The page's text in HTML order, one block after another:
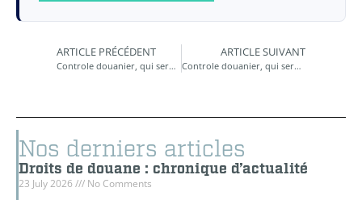
ARTICLE PRÉCÉDENT
Controle douanier, qui sera le prochain ?
ARTICLE SUIVANT
Controle douanier, qui sera le prochain ?
Nos derniers articles
Droits de douane : chronique d’actualité
23 July 2026 No Comments